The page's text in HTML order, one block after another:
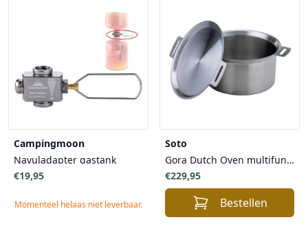
Campingmoon
Navuladapter gastank
€19,95
Momenteel helaas niet leverbaar.
Soto
Gora Dutch Oven multifunctionele pan 5 liter
€229,95
Bestellen